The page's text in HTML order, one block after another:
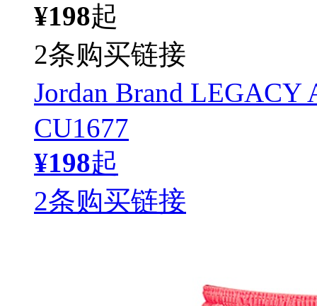
¥198起
2条购买链接
Jordan Brand
CU1677
¥198起
2条购买链接